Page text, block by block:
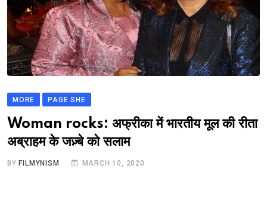
MORE PAGE SHE
Woman rocks: अफ्रीका में भारतीय मूल की रीता
अब्राहम के जज़्बे को सलाम
BY FILMYNISM MARCH 10, 2020